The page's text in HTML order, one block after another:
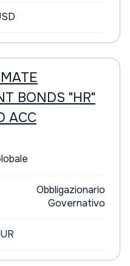
BONDS "HR"
ACC
Obbligazionario
Governativo